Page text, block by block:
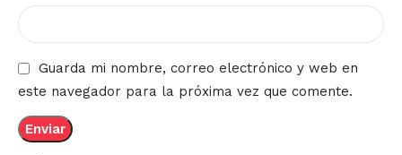
Guarda mi nombre, correo electrónico y web en
este navegador para la próxima vez que comente.